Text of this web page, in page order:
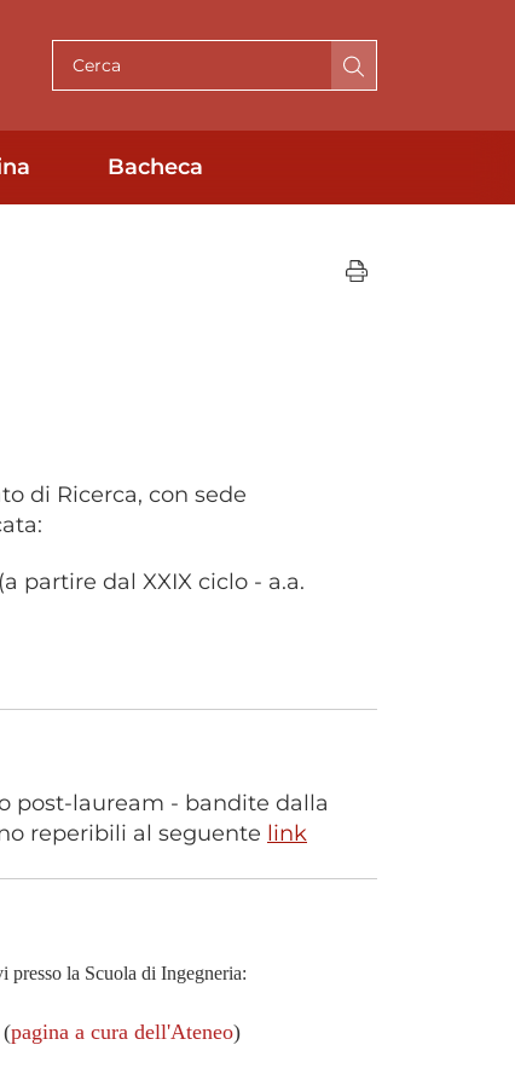
Bacheca
di Ricerca, con sede
(a partire dal XXIX ciclo - a.a.
post-lauream - bandite dalla
reperibili al seguente link
presso la Scuola di Ingegneria:
(pagina a cura dell'Ateneo)